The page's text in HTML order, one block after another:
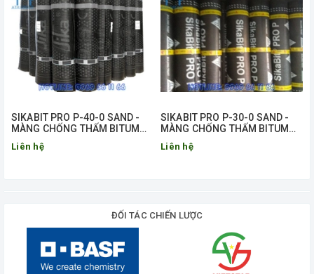
SIKABIT PRO P-40-0 SAND -
MÀNG CHỐNG THẤM BITUM
Liên hệ
SIKABIT PRO P-30-0 SAND -
MÀNG CHỐNG THẤM BITUM
Liên hệ
ĐỐI TÁC CHIẾN LƯỢC